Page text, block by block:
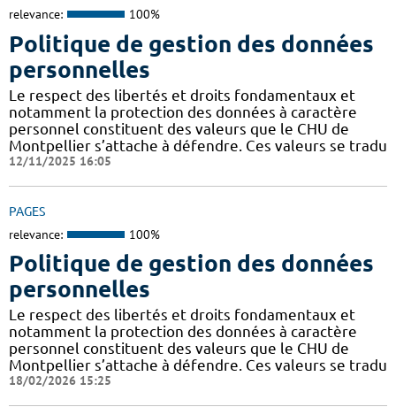
relevance: 100%
Politique de gestion des données
personnelles
Le respect des libertés et droits fondamentaux et
notamment la protection des données à caractère
personnel constituent des valeurs que le CHU de
Montpellier s’attache à défendre. Ces valeurs se tradu
12/11/2025 16:05
PAGES
relevance: 100%
Politique de gestion des données
personnelles
Le respect des libertés et droits fondamentaux et
notamment la protection des données à caractère
personnel constituent des valeurs que le CHU de
Montpellier s’attache à défendre. Ces valeurs se tradu
18/02/2026 15:25